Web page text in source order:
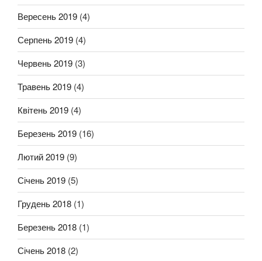
Вересень 2019 (4)
Серпень 2019 (4)
Червень 2019 (3)
Травень 2019 (4)
Квітень 2019 (4)
Березень 2019 (16)
Лютий 2019 (9)
Січень 2019 (5)
Грудень 2018 (1)
Березень 2018 (1)
Січень 2018 (2)